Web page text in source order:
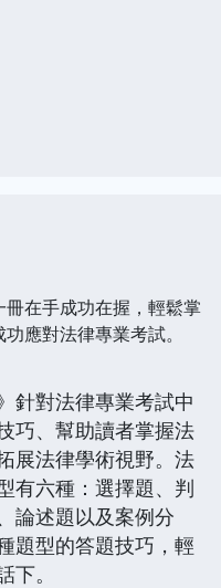
在手成功在握，輕鬆掌
應對法律專業考試。
對法律專業考試中
巧、幫助讀者掌握法
展法律學術視野。法
有六種：選擇題、判
論述題以及案例分
題型的答題技巧，輕
。